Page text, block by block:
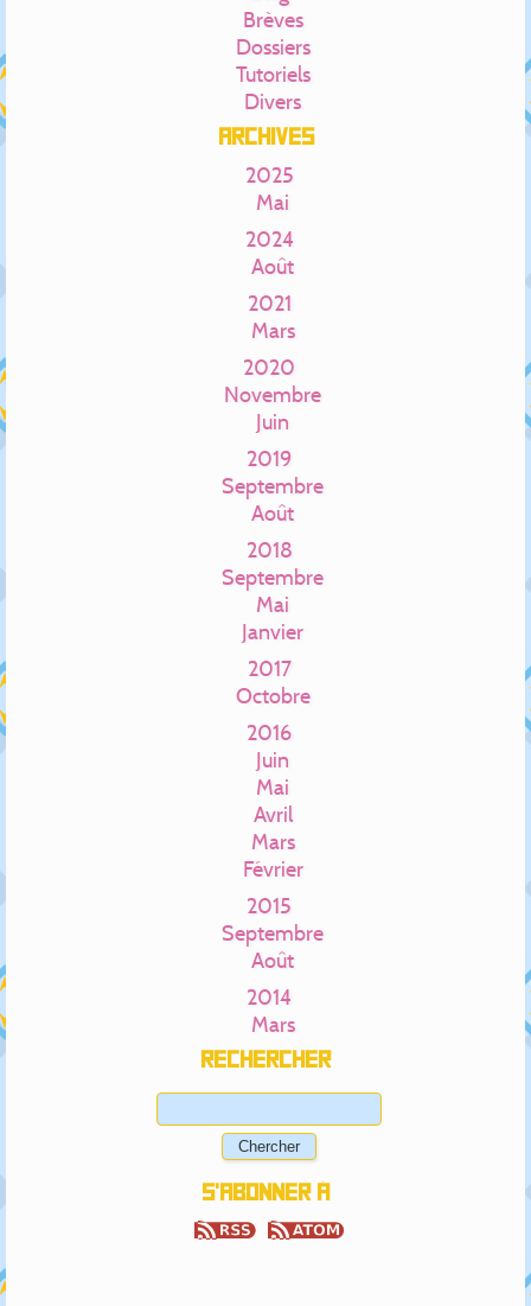
Brèves
Dossiers
Tutoriels
Divers
Archives
2025
Mai
2024
Août
2021
Mars
2020
Novembre
Juin
2019
Septembre
Août
2018
Septembre
Mai
Janvier
2017
Octobre
2016
Juin
Mai
Avril
Mars
Février
2015
Septembre
Août
2014
Mars
Rechercher
S'abonner à